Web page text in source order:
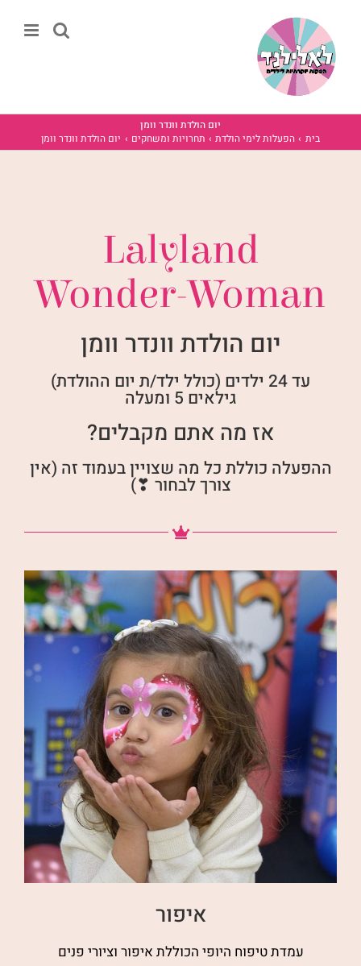
יום הולדת וונדר וומן
בית
הפעלות לימי הולדת תחרויות ומשחקים יום הולדת וונדר וומן
Lalyland
Wonder-Woman
יום הולדת וונדר וומן
עד 24 ילדים (כולל ילד/ת יום ההולדת)
גילאים 5 ומעלה
אז מה אתם מקבלים?
ההפעלה כוללת כל מה שצויין בעמוד זה (אין
צורך לבחור ❣)
איפור
עמדת טיפוח היופי הכוללת איפור וציורי פנים